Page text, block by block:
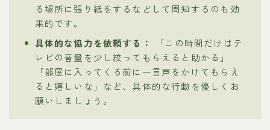
る場所に張り紙をするなどして周知するのも効
果的です。
具体的な協力を依頼する：
「この時間だけはテ
レビの音量を少し絞ってもらえると助かる」
「部屋に入ってくる前に一言声をかけてもらえ
ると嬉しいな」など、具体的な行動を優しくお
願いしましょう。